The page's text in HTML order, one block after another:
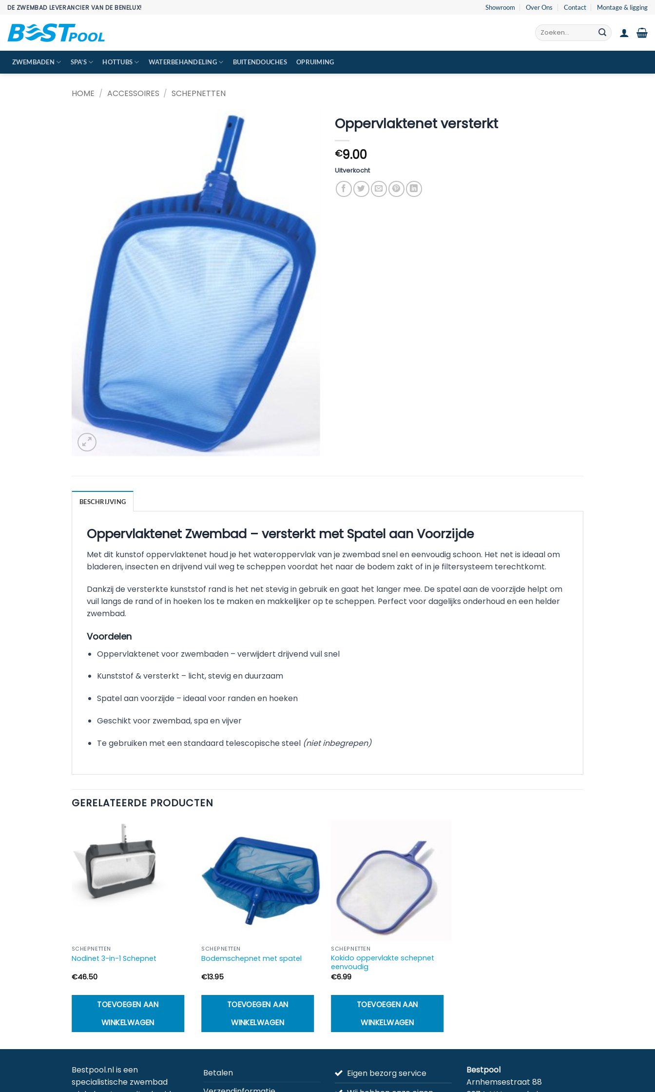
Ga
inhoud
DE ZWEMBAD LEVERANCIER VAN DE BENELUX! Showroom Over Ons Contact Montage & ligging
Zoeken
naar:
ZWEMBADEN SPA’S HOTTUBS WATERBEHANDELING BUITENDOUCHES OPRUIMING
HOME / ACCESSOIRES / SCHEPNETTEN
Oppervlaktenet versterkt
€9.00
Uitverkocht
BESCHRIJVING
Oppervlaktenet Zwembad – versterkt met Spatel aan Voorzijde
Met dit kunstof oppervlaktenet houd je het wateroppervlak van je zwembad snel en eenvoudig schoon. Het net is ideaal om
bladeren, insecten en drijvend vuil weg te scheppen voordat het naar de bodem zakt of in je filtersysteem terechtkomt.
Dankzij de versterkte kunststof rand is het net stevig in gebruik en gaat het langer mee. De spatel aan de voorzijde helpt om
vuil langs de rand of in hoeken los te maken en makkelijker op te scheppen. Perfect voor dagelijks onderhoud en een helder
zwembad.
Voordelen
Oppervlaktenet voor zwembaden – verwijdert drijvend vuil snel
Kunststof & versterkt – licht, stevig en duurzaam
Spatel aan voorzijde – ideaal voor randen en hoeken
Geschikt voor zwembad, spa en vijver
Te gebruiken met een standaard telescopische steel (niet inbegrepen)
GERELATEERDE PRODUCTEN
SCHEPNETTEN
Nodinet 3-in-1 Schepnet
€46.50
TOEVOEGEN AAN
WINKELWAGEN
SCHEPNETTEN
Bodemschepnet met spatel
€13.95
TOEVOEGEN AAN
WINKELWAGEN
SCHEPNETTEN
Kokido oppervlakte schepnet
eenvoudig
€6.99
TOEVOEGEN AAN
WINKELWAGEN
Bestpool.nl is een
specialistische zwembad
Betalen
Eigen bezorg service
Bestpool
Arnhemsestraat 88